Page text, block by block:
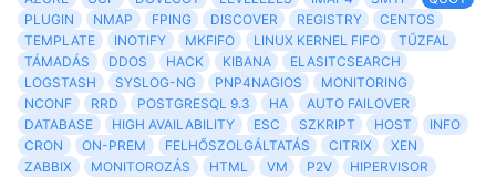
PLUGIN
NMAP FPING DISCOVER REGISTRY
CENTOS
TEMPLATE
INOTIFY MKFIFO LINUX KERNEL FIFO
TŰZFAL
TÁMADÁS
DDOS HACK KIBANA
ELASITCSEARCH
LOGSTASH
SYSLOG-NG PNP4NAGIOS
MONITORING
NCONF
RRD POSTGRESQL 9.3 HA
AUTO FAILOVER
DATABASE
HIGH AVAILABILITY ESC SZKRIPT HOST
INFO
CRON
ON-PREM FELHŐSZOLGÁLTATÁS CITRIX
XEN
ZABBIX
MONITOROZÁS HTML VM P2V
HIPERVISOR